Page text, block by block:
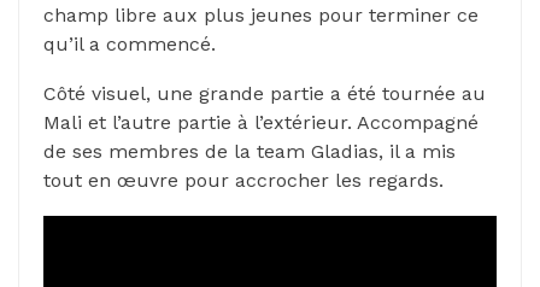
champ libre aux plus jeunes pour terminer ce
qu’il a commencé.
Côté visuel, une grande partie a été tournée au
Mali et l’autre partie à l’extérieur. Accompagné
de ses membres de la team Gladias, il a mis
tout en œuvre pour accrocher les regards.